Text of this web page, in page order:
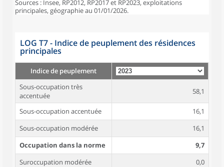
Sources : Insee, RP2012, RP2017 et RP2023, exploitations
principales, géographie au 01/01/2026.
LOG T7 - Indice de peuplement des résidences
principales
Indice de peuplement
Sous-occupation très
accentuée
58,1
Sous-occupation accentuée
16,1
Sous-occupation modérée
16,1
Occupation dans la norme
9,7
Suroccupation modérée
0,0